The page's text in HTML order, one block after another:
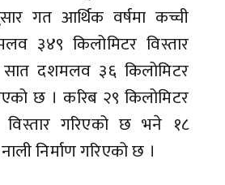
गत आर्थिक वर्षमा कच्ची
३४९ किलोमिटर विस्तार
दशमलव ३६ किलोमिटर
छ । करिब २९ किलोमिटर
गरिएको छ भने १८
निर्माण गरिएको छ ।